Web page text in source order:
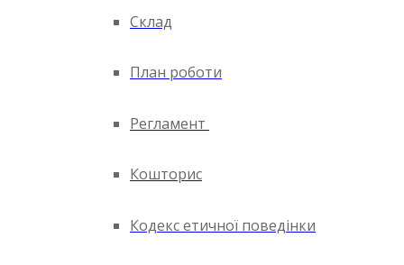
Склад
План роботи
Регламент
Кошторис
Кодекс етичної поведінки